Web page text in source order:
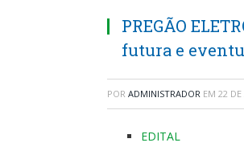
PREGÃO
futura e
POR ADMINISTRADOR EM 22 DE
EDITAL